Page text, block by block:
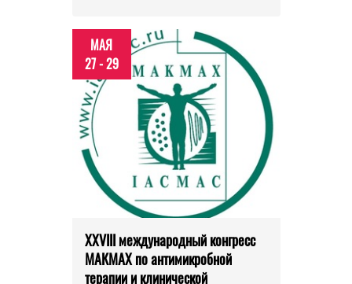
МАЯ
27 - 29
XXVIII международный конгресс
МАКМАХ по антимикробной
терапии и клинической